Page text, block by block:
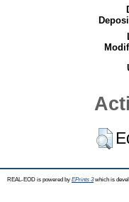
REAL-EOD is powered by EPrints 3which is